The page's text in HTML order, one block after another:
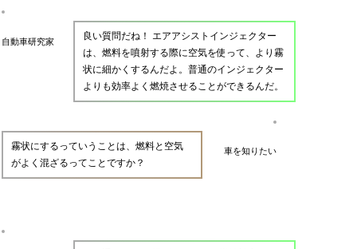
自動車研究家
良い質問だね！ エアアシストインジェクター
は、燃料を噴射する際に空気を使って、より霧
状に細かくするんだよ。普通のインジェクター
よりも効率よく燃焼させることができるんだ。
車を知りたい
霧状にするっていうことは、燃料と空気
がよく混ざるってことですか？